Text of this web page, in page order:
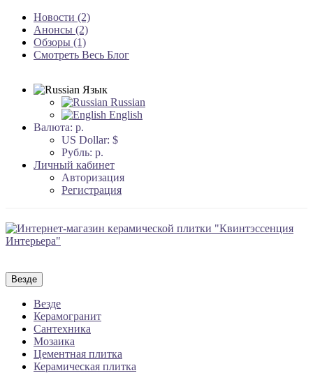
Новости (2)
Анонсы (2)
Обзоры (1)
Смотреть Весь Блог
Язык
Russian
English
Валюта: р.
US Dollar: $
Рубль: р.
Личный кабинет
Авторизация
Регистрация
Везде
Везде
Керамогранит
Сантехника
Мозаика
Цементная плитка
Керамическая плитка